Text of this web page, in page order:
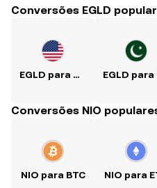
Conversões EGLD
EGLD para USD
Conversões NIO
NIO para BTC NIO para